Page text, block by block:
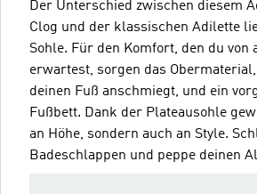
Der Unterschied zwischen diesem
Clog und der klassischen Adilette
Sohle. Für den Komfort, den du von
erwartest, sorgen das
deinen Fuß anschmiegt, und ein
Fußbett. Dank der Plateausohle
an Höhe, sondern auch an Style.
Badeschlappen und peppe deinen